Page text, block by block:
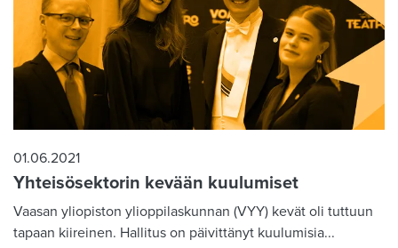
01.06.2021
Yhteisösektorin kevään kuulumiset
Vaasan yliopiston ylioppilaskunnan (VYY) kevät oli tuttuun
tapaan kiireinen. Hallitus on päivittänyt kuulumisia...